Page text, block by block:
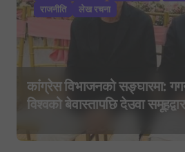
राजनीति
लेख रचना
कांग्रेस विभाजनको सङ्घारमा:
विश्वको बेवास्तापछि देउवा
यात्राको घोषणा तयारी!